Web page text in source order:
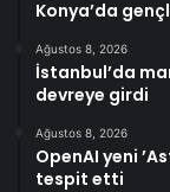
Konya’da
Ağustos 8, 2026
İstanbul’da
devreye girdi
Ağustos 8, 2026
OpenAI yeni
tespit etti